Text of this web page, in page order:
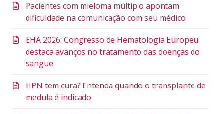
Pacientes com mieloma múltiplo apontam
dificuldade na comunicação com seu médico
EHA 2026: Congresso de Hematologia Europeu
destaca avanços no tratamento das doenças do
sangue
HPN tem cura? Entenda quando o transplante de
medula é indicado